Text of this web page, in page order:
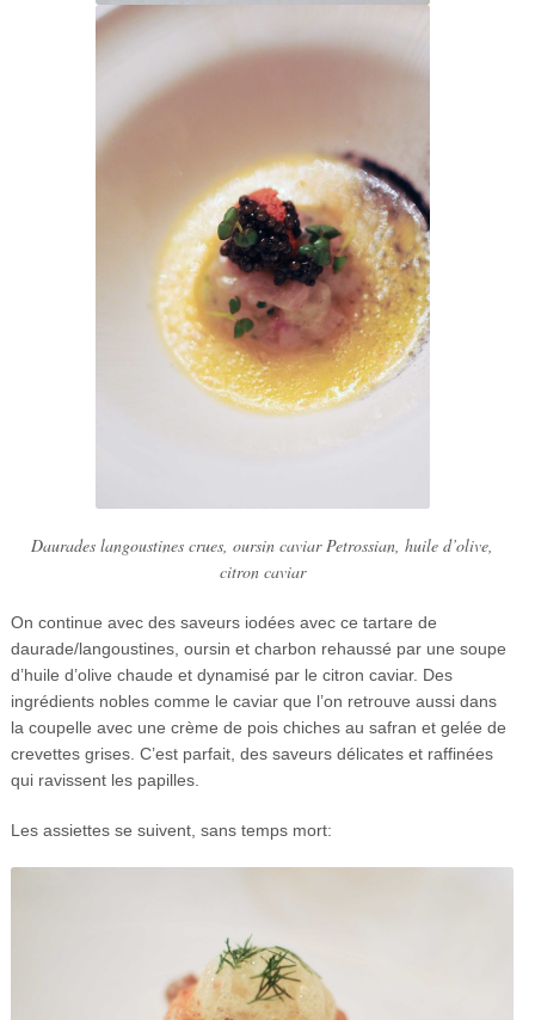
Daurades langoustines crues, oursin caviar Petrossian, huile d’olive,
citron caviar
On continue avec des saveurs iodées avec ce tartare de
daurade/langoustines, oursin et charbon rehaussé par une soupe
d’huile d’olive chaude et dynamisé par le citron caviar. Des
ingrédients nobles comme le caviar que l’on retrouve aussi dans
la coupelle avec une crème de pois chiches au safran et gelée de
crevettes grises. C’est parfait, des saveurs délicates et raffinées
qui ravissent les papilles.
Les assiettes se suivent, sans temps mort: